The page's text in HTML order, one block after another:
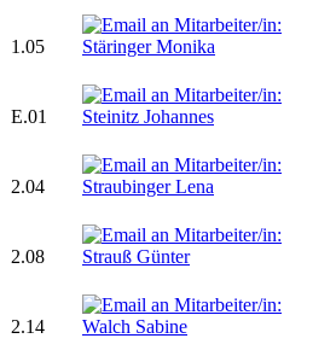
1.05
E.01
2.04
2.08
2.14